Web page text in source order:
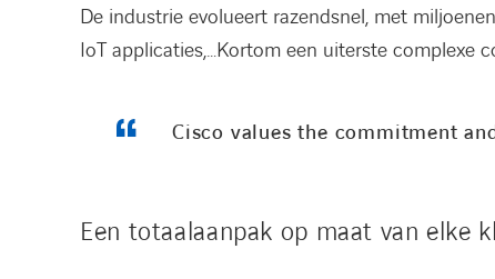
De industrie evolueert razendsnel, met
IoT applicaties,…Kortom een uiterste complexe
Cisco values the commitment
Een totaalaanpak op maat van elke